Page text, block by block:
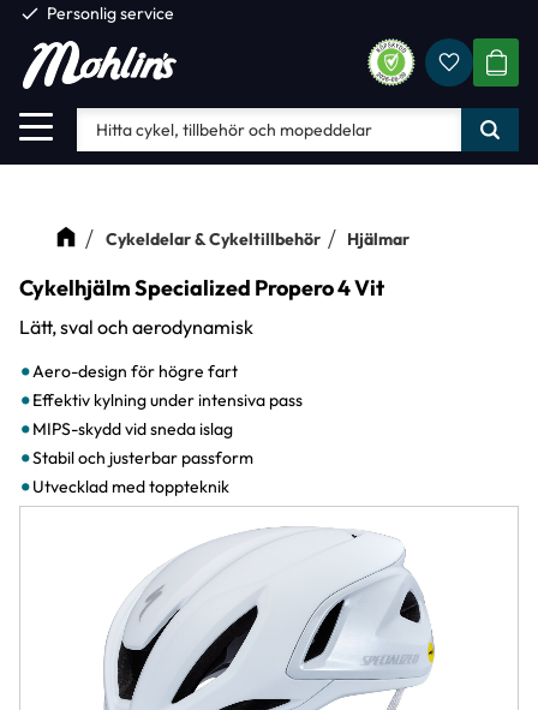
Meny
check Personlig service
Cykeldelar & Cykeltillbehör Hjälmar
Cykelhjälm Specialized Propero 4 Vit
Lätt, sval och aerodynamisk
Aero-design för högre fart
Effektiv kylning under intensiva pass
MIPS-skydd vid sneda islag
Stabil och justerbar passform
Utvecklad med toppteknik